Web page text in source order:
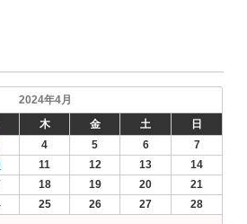
2024年4月
木 金 土 日
4 5 6
7
11 12 13
14
18 19 20
21
25 26 27
28